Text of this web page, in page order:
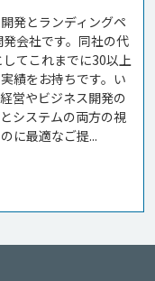
発とランディングペ
会社です。同社の代
てこれまでに30以上
績をお持ちです。い
営やビジネス開発の
システムの両方の視
に最適なご提...